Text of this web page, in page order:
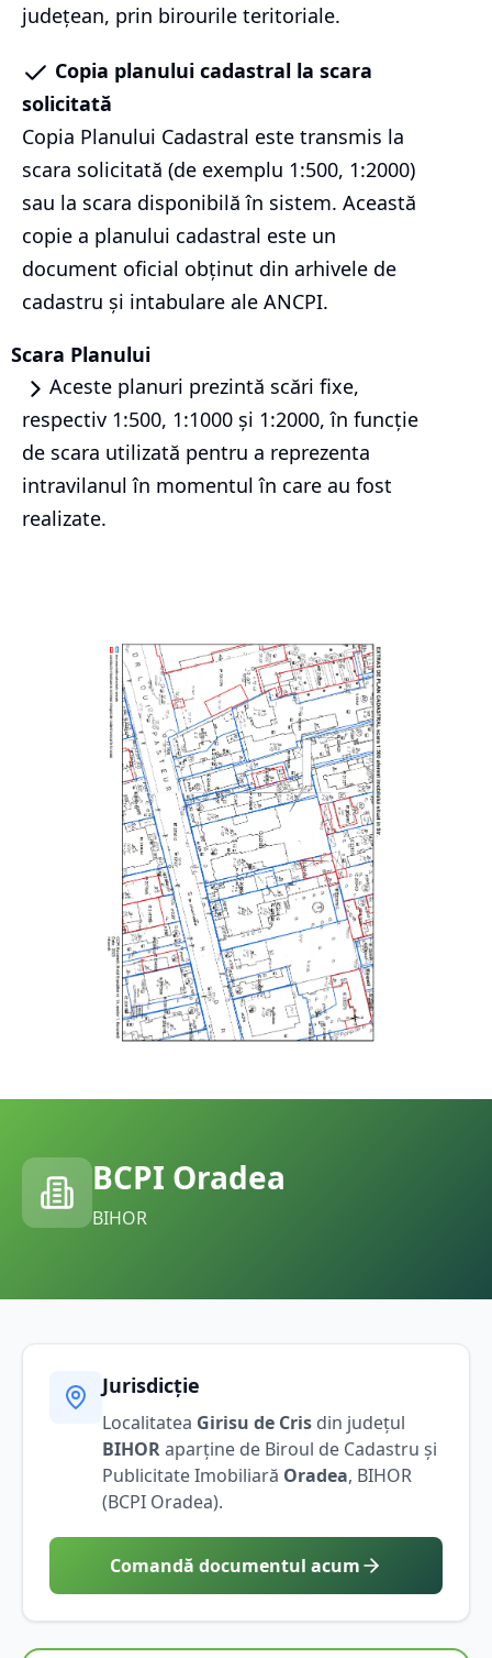
județean, prin birourile teritoriale.
Copia planului cadastral la scara
solicitată
Copia Planului Cadastral este transmis la
scara solicitată (de exemplu 1:500, 1:2000)
sau la scara disponibilă în sistem. Această
copie a planului cadastral este un
document oficial obținut din arhivele de
cadastru și intabulare ale ANCPI.
Scara Planului
Aceste planuri prezintă scări fixe,
respectiv 1:500, 1:1000 și 1:2000, în funcție
de scara utilizată pentru a reprezenta
intravilanul în momentul în care au fost
realizate.
BCPI Oradea
BIHOR
Jurisdicție
Localitatea Girisu de Cris din județul
BIHORaparține de Biroul de Cadastru și
Publicitate Imobiliară Oradea, BIHOR
(BCPI Oradea).
Comandă documentul acum